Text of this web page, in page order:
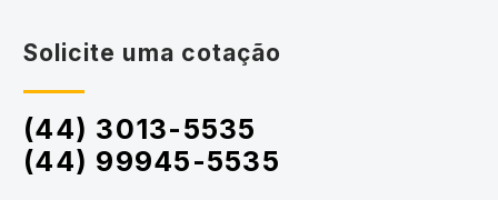
Solicite uma cotação
(44) 3013-5535
(44) 99945-5535